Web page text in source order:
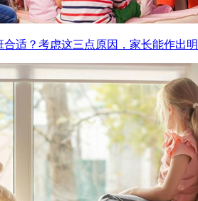
合适？考虑这三点原因，家长能作出